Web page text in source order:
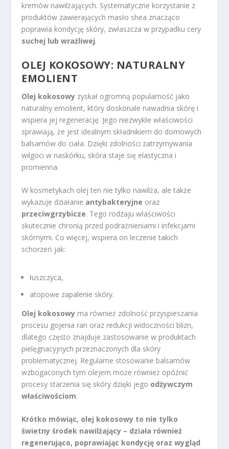
kremów nawilżających. Systematyczne korzystanie z
produktów zawierających masło shea znacząco
poprawia kondycję skóry, zwłaszcza w przypadku cery
suchej lub wrażliwej.
OLEJ KOKOSOWY: NATURALNY
EMOLIENT
Olej kokosowy zyskał ogromną popularność jako
naturalny emolient, który doskonale nawadnia skórę i
wspiera jej regenerację. Jego niezwykłe właściwości
sprawiają, że jest idealnym składnikiem do domowych
balsamów do ciała. Dzięki zdolności zatrzymywania
wilgoci w naskórku, skóra staje się elastyczna i
promienna.
W kosmetykach olej ten nie tylko nawilża, ale także
wykazuje działanie antybakteryjne oraz
przeciwgrzybicze. Tego rodzaju właściwości
skutecznie chronią przed podrażnieniami i infekcjami
skórnymi. Co więcej, wspiera on leczenie takich
schorzeń jak:
łuszczyca,
atopowe zapalenie skóry.
Olej kokosowy ma również zdolność przyspieszania
procesu gojenia ran oraz redukcji widoczności blizn,
dlatego często znajduje zastosowanie w produktach
pielęgnacyjnych przeznaczonych dla skóry
problematycznej. Regularne stosowanie balsamów
wzbogaconych tym olejem może również opóźnić
procesy starzenia się skóry dzięki jego odżywczym
właściwościom.
Krótko mówiąc, olej kokosowy to nie tylko
świetny środek nawilżający – działa również
regenerująco, poprawiając kondycję oraz wygląd